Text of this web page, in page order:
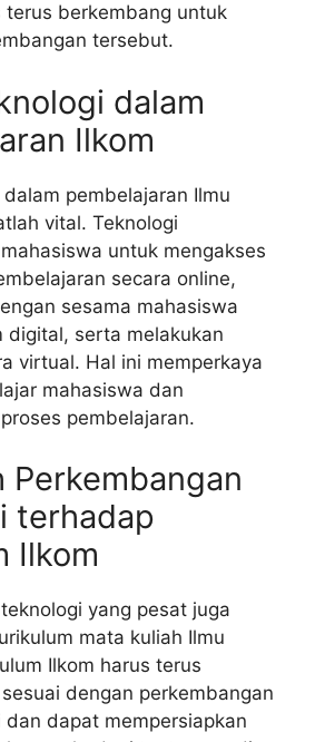
terus berkembang untuk
tersebut.
dalam
Ilkom
pembelajaran Ilmu
vital. Teknologi
untuk mengakses
secara online,
sesama mahasiswa
digital, serta melakukan
virtual. Hal ini memperkaya
mahasiswa dan
pembelajaran.
Perkembangan
terhadap
Ilkom
yang pesat juga
mata kuliah Ilmu
Ilkom harus terus
dengan perkembangan
dapat mempersiapkan